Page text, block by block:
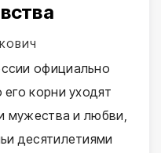
официально
корни уходят
мужества и любви,
десятилетиями